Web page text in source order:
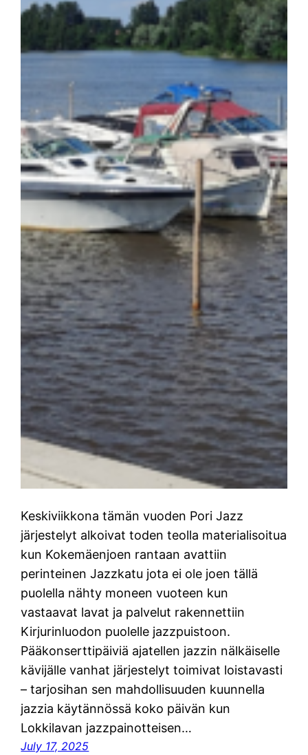
Keskiviikkona tämän vuoden Pori Jazz
järjestelyt alkoivat toden teolla materialisoitua
kun Kokemäenjoen rantaan avattiin
perinteinen Jazzkatu jota ei ole joen tällä
puolella nähty moneen vuoteen kun
vastaavat lavat ja palvelut rakennettiin
Kirjurinluodon puolelle jazzpuistoon.
Pääkonserttipäiviä ajatellen jazzin nälkäiselle
kävijälle vanhat järjestelyt toimivat loistavasti
– tarjosihan sen mahdollisuuden kuunnella
jazzia käytännössä koko päivän kun
Lokkilavan jazzpainotteisen…
July 17, 2025